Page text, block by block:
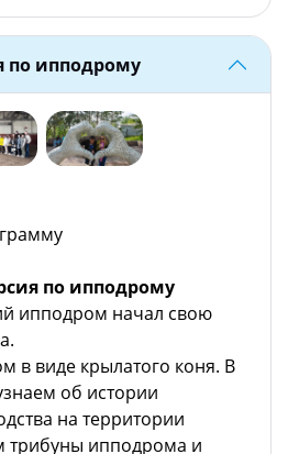
по ипподрому
по ипподрому
ипподром начал свою
в виде крылатого коня. В
об истории
на территории
трибуны ипподрома и